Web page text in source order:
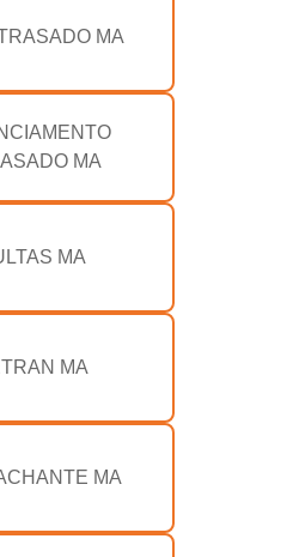
MA
MA
MA
MA
MA